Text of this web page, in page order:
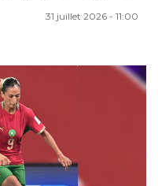
31 juillet 2026 - 11:00